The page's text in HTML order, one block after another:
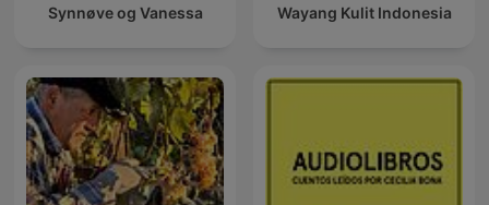
Synnøve og Vanessa Wayang Kulit Indonesia